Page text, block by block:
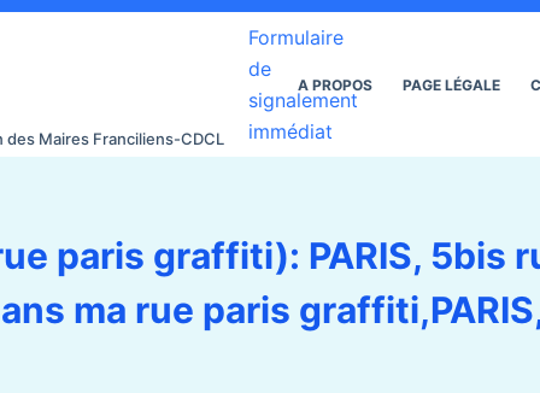
Maires Franciliens-CDCL
Formulaire
de
signalement
immédiat
A PROPOS PAGE LÉGALE
paris graffiti): PARIS, 5bis
ma rue paris